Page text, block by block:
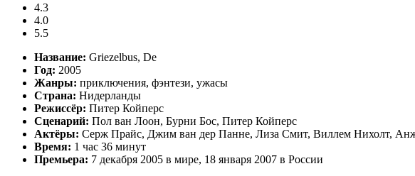
4.3
4.0
5.5
Название: Griezelbus, De
Год: 2005
Жанры: приключения, фэнтези, ужасы
Страна: Нидерланды
Режиссёр: Питер Койперс
Сценарий: Пол ван Лоон, Бурни Бос, Питер Койперс
Актёры: Серж Прайс, Джим ван дер Панне, Лиза Смит, Виллем Нихолт,
Время: 1 час 36 минут
Премьера: 7 декабря 2005 в мире, 18 января 2007 в России